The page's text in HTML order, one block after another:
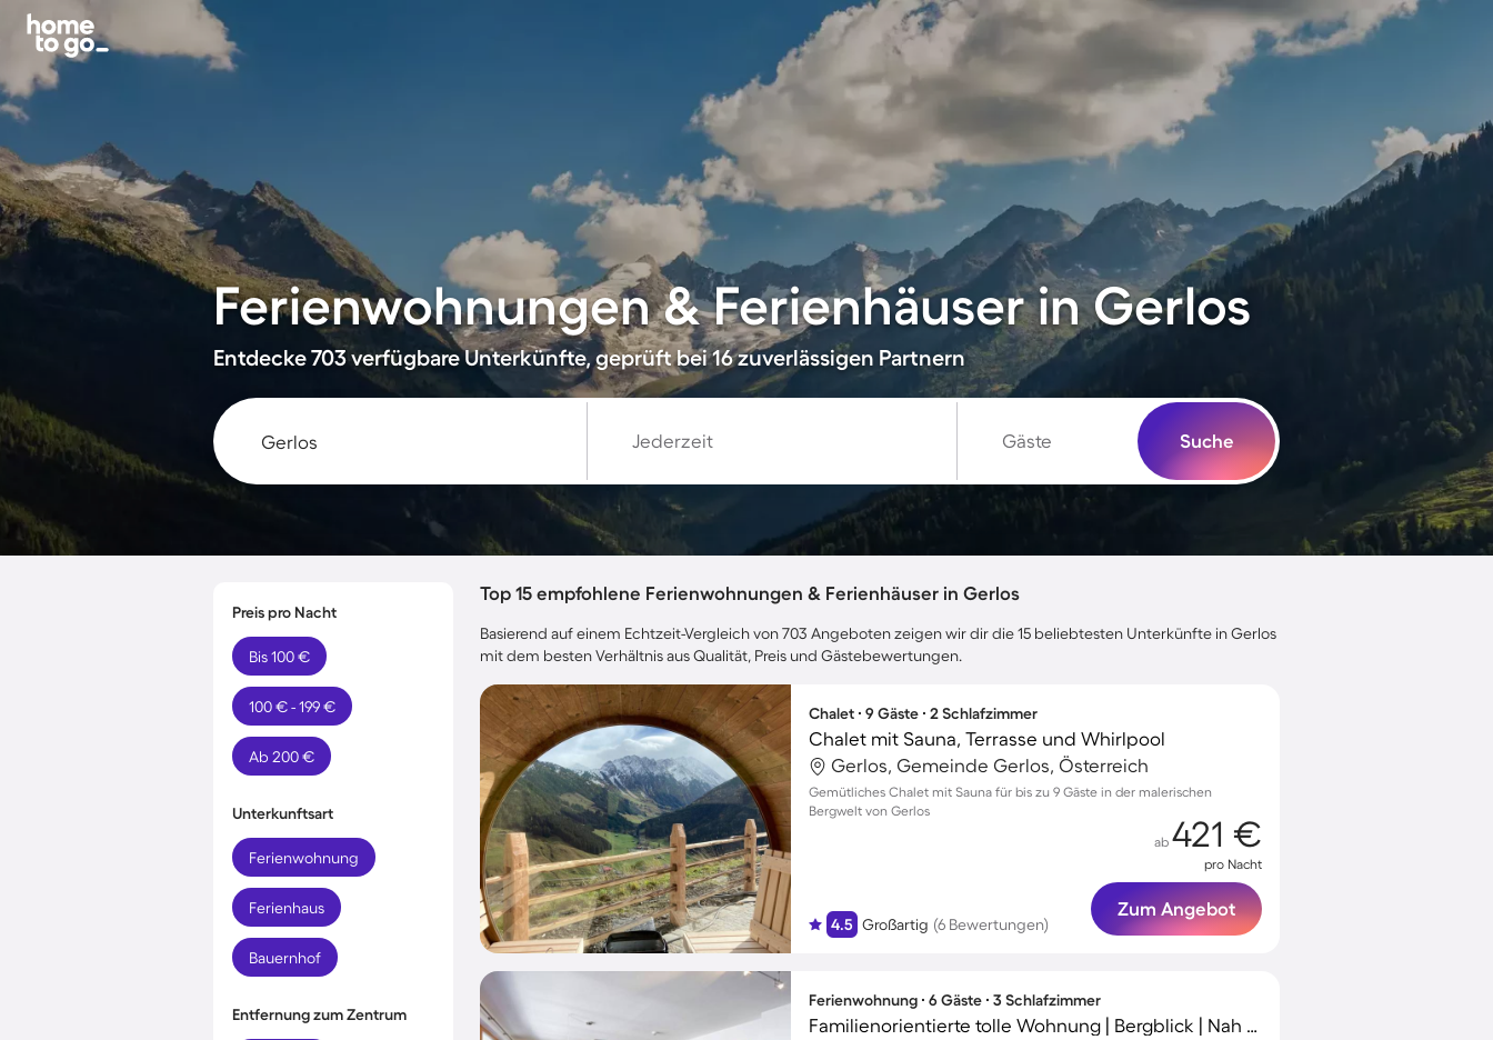
Ferienwohnungen & Ferienhäuser in Gerlos
Entdecke 703 verfügbare Unterkünfte, geprüft bei 16 zuverlässigen Partnern
Jederzeit Gäste Suche
Preis pro Nacht
Bis 100 €
100 € - 199 €
Ab 200 €
Unterkunftsart
Ferienwohnung
Ferienhaus
Bauernhof
Entfernung zum Zentrum
Top 15 empfohlene Ferienwohnungen & Ferienhäuser in Gerlos
Basierend auf einem Echtzeit-Vergleich von 703 Angeboten zeigen wir dir die 15 beliebtesten Unterkünfte in Gerlos
mit dem besten Verhältnis aus Qualität, Preis und Gästebewertungen.
Chalet ∙ 9 Gäste ∙ 2 Schlafzimmer
Chalet mit Sauna, Terrasse und Whirlpool
Gerlos, Gemeinde Gerlos, Österreich
Gemütliches Chalet mit Sauna für bis zu 9 Gäste in der malerischen
Bergwelt von Gerlos
4.5 Großartig (6 Bewertungen)
ab 421 €
pro Nacht
Zum Angebot
Ferienwohnung ∙ 6 Gäste ∙ 3 Schlafzimmer
Familienorientierte tolle Wohnung | Bergblick | Nah am Skifahren